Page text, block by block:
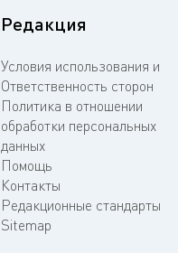
Редакция
Условия использования и
Ответственность сторон
Политика в отношении
обработки персональных
данных
Помощь
Контакты
Редакционные стандарты
Sitemap